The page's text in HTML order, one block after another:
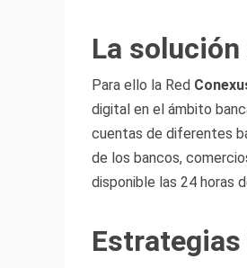
La solución
Para ello la Red
digital en el ámbito
cuentas de diferentes
de los bancos,
disponible las 24 horas